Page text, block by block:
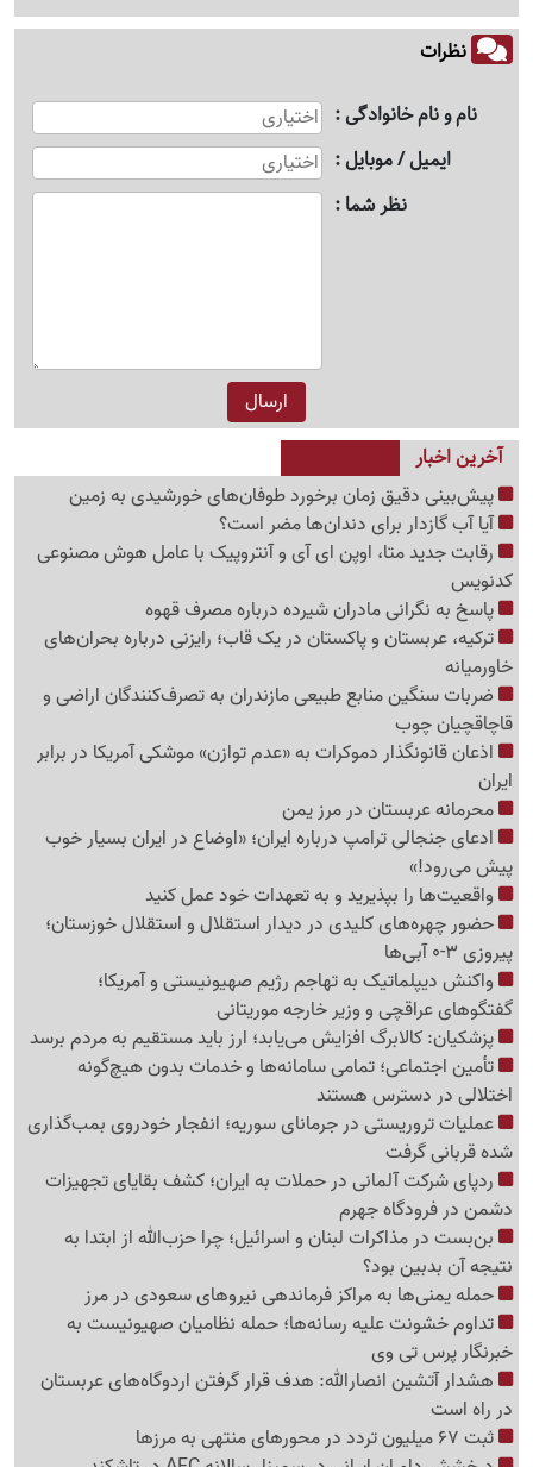
نظرات
نام و نام خانوادگی
ایمیل / موبایل
نظر شما
آخرین اخبار
پیش‌بینی دقیق زمان برخورد طوفان‌های خورشیدی به زمین
آیا آب گازدار برای دندان‌ها مضر است؟
رقابت جدید متا، اوپن ای آی و آنتروپیک با عامل هوش مصنوعی
کدنویس
پاسخ به نگرانی مادران شیرده درباره مصرف قهوه
ترکیه، عربستان و پاکستان در یک قاب؛ رایزنی درباره بحران‌های
خاورمیانه
ضربات سنگین منابع طبیعی مازندران به تصرف‌کنندگان اراضی و
قاچاقچیان چوب
اذعان قانونگذار دموکرات به «عدم توازن» موشکی آمریکا در برابر
ایران
محرمانه عربستان در مرز یمن
ادعای جنجالی ترامپ درباره ایران؛ «اوضاع در ایران بسیار خوب
پیش می‌رود!»
واقعیت‌ها را بپذیرید و به تعهدات خود عمل کنید
حضور چهره‌های کلیدی در دیدار استقلال و استقلال خوزستان؛
پیروزی 3-0 آبی‌ها
واکنش دیپلماتیک به تهاجم رژیم صهیونیستی و آمریکا؛
گفتگوهای عراقچی و وزیر خارجه موریتانی
پزشکیان: کالابرگ افزایش می‌یابد؛ ارز باید مستقیم به مردم برسد
تأمین اجتماعی؛ تمامی سامانه‌ها و خدمات بدون هیچ‌گونه
اختلالی در دسترس هستند
عملیات تروریستی در جرمانای سوریه؛ انفجار خودروی بمب‌گذاری
شده قربانی گرفت
ردپای شرکت آلمانی در حملات به ایران؛ کشف بقایای تجهیزات
دشمن در فرودگاه جهرم
بن‌بست در مذاکرات لبنان و اسرائیل؛ چرا حزب‌الله از ابتدا به
نتیجه آن بدبین بود؟
حمله یمنی‌ها به مراکز فرماندهی نیروهای سعودی در مرز
تداوم خشونت علیه رسانه‌ها؛ حمله نظامیان صهیونیست به
خبرنگار پرس تی وی
هشدار آتشین انصارالله: هدف قرار گرفتن اردوگاه‌های عربستان
در راه است
ثبت 67 میلیون تردد در محورهای منتهی به مرزها